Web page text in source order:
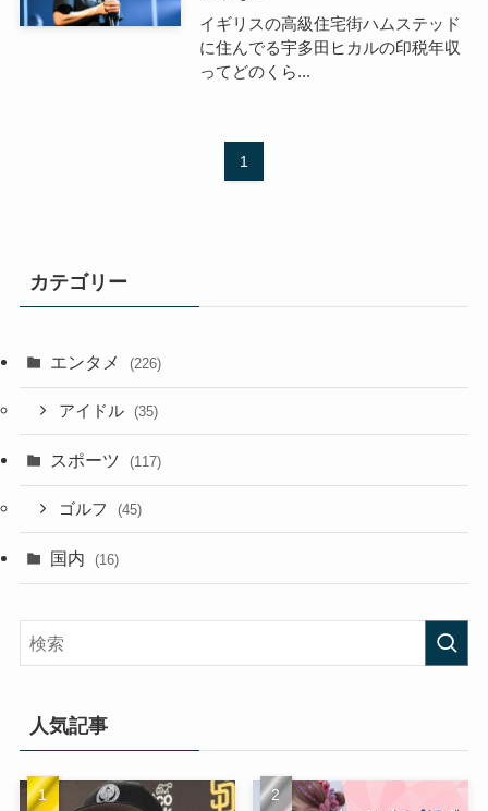
イギリスの高級住宅街ハムステッド
に住んでる宇多田ヒカルの印税年収
ってどのくら...
1
カテゴリー
エンタメ (226)
アイドル (35)
スポーツ (117)
ゴルフ (45)
国内 (16)
人気記事